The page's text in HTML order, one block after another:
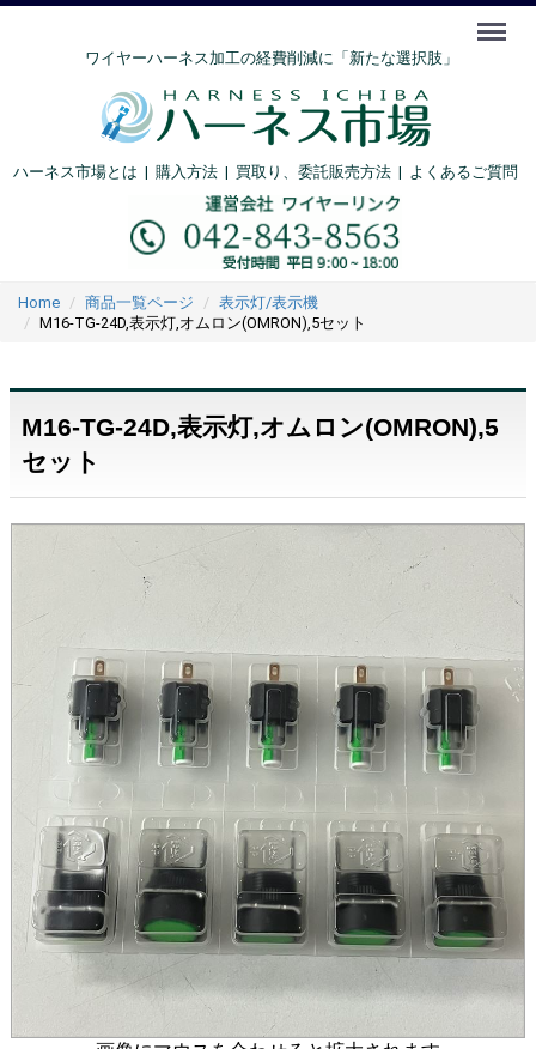
ワイヤーハーネス加工の経費削減に「新たな選択肢」
ハーネス市場とは | 購入方法| 買取り、委託販売方法 | よくあるご質問
Menu
Home 商品一覧ページ
表示灯/表示機
M16-TG-24D,表示灯,オムロン(OMRON),5セット
M16-TG-24D,表示灯,オムロン(OMRON),5
セット